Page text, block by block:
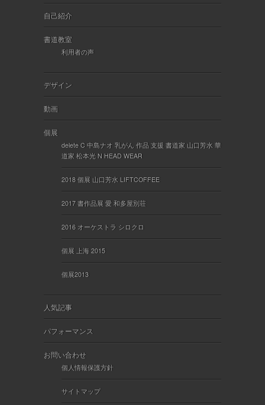
自己紹介
書道教室
利用者の声
デザイン
動画
個展
delete C 中島ナオ 乳がん 作品 支援 書道家 山口芳水 華
道家 松本光 N HEAD WEAR
2018 個展 山口芳水 LIFTCOFFEE
2017 書作品展 愛 和多屋別荘
2016 オーケストラ シロクロ
個展 上海 2015
個展2013
人気記事
パフォーマンス
お問い合わせ
個人情報保護方針
サイトマップ